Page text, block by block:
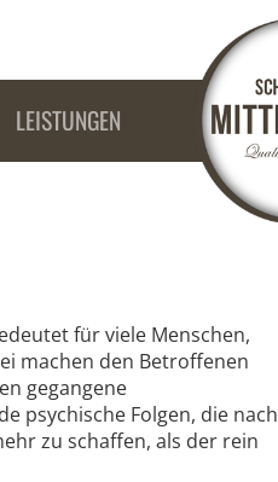
LEISTUNGEN
für viele Menschen,
machen den Betroffenen
gegangene
psychische Folgen, die nach
zu schaffen, als der rein